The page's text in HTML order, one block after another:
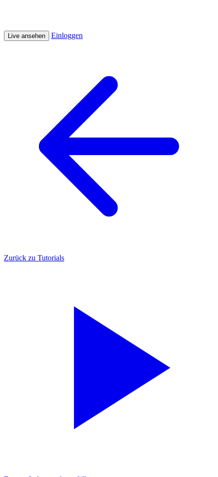
Live ansehen Einloggen
Zurück zu Tutorials